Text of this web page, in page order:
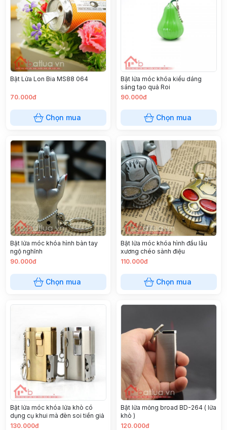
Bật Lửa Lon Bia MS88 064
70.000đ
Chọn mua
Bật lửa móc khóa kiểu dáng
sáng tạo quả Roi
90.000đ
Chọn mua
Bật lửa móc khóa hình bàn tay
ngộ nghĩnh
90.000đ
Chọn mua
Bật lửa móc khóa hình đầu lâu
xương chéo sành điệu
110.000đ
Chọn mua
Bật lửa móc khóa lửa khò có
dụng cụ khui mà đèn soi tiền giả
130.000đ
Bật lửa mỏng broad BD-264 ( lửa
khò )
120.000đ